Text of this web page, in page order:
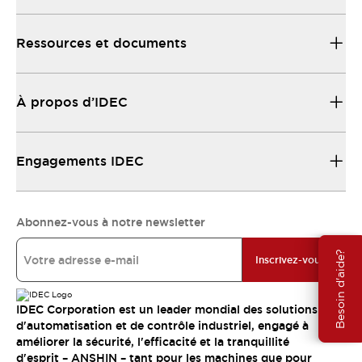
Besoin d'aide?
Ressources et documents
À propos d’IDEC
Engagements IDEC
Abonnez-vous à notre newsletter
Inscrivez-vous
IDEC Corporation est un leader mondial des solutions
d'automatisation et de contrôle industriel, engagé à
améliorer la sécurité, l'efficacité et la tranquillité
d'esprit – ANSHIN – tant pour les machines que pour